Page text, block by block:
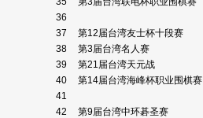
36
37
第12届台湾友士杯十段赛
38
第3届台湾名人赛
39
第21届台湾天元战
40
第14届台湾海峰杯职业围棋赛
41
42
第9届台湾中环碁圣赛